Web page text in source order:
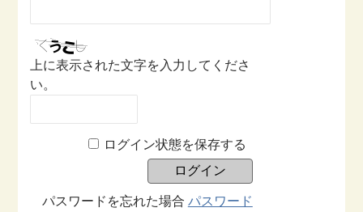
上に表示された文字を入力してくださ
い。
ログイン状態を保存する
パスワードを忘れた場合 パスワード